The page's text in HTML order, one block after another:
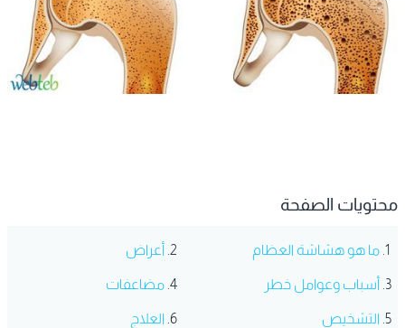
محتويات الصفحة
ما هو هشاشة العظام أعراض
أسباب وعوامل خطر مضاعفات
التشخيص العلاج